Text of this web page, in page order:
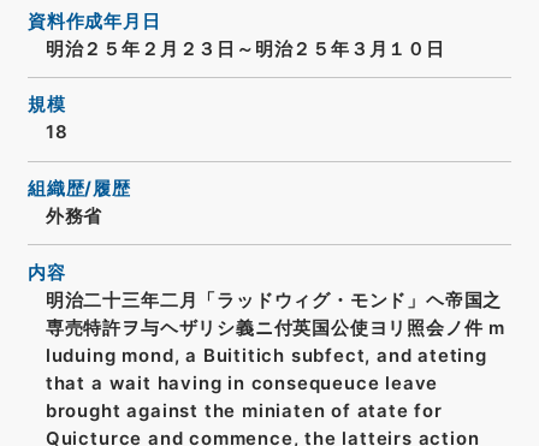
資料作成年月日
明治２５年２月２３日～明治２５年３月１０日
規模
18
組織歴/履歴
外務省
内容
明治二十三年二月「ラッドウィグ・モンド」ヘ帝国之
専売特許ヲ与ヘザリシ義ニ付英国公使ヨリ照会ノ件 m
luduing mond, a Buititich subfect, and ateting
that a wait having in consequeuce leave
brought against the miniaten of atate for
Quicturce and commence, the latteirs action